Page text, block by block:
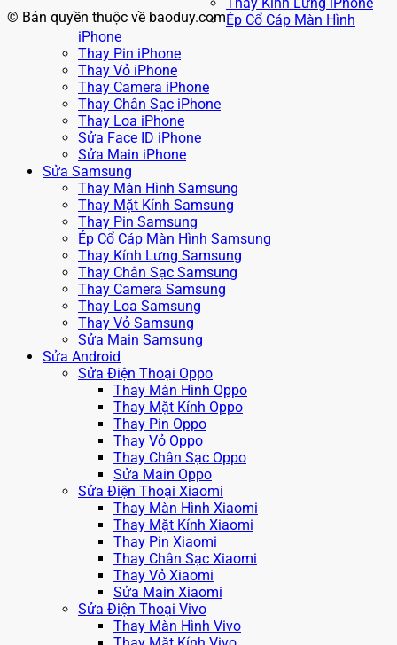
© Bản quyền thuộc về baoduy.com
Thay Kính Lưng iPhone
Ép Cổ Cáp Màn Hình
iPhone
Thay Pin iPhone
Thay Vỏ iPhone
Thay Camera iPhone
Thay Chân Sạc iPhone
Thay Loa iPhone
Sửa Face ID iPhone
Sửa Main iPhone
Sửa Samsung
Thay Màn Hình Samsung
Thay Mặt Kính Samsung
Thay Pin Samsung
Ép Cổ Cáp Màn Hình Samsung
Thay Kính Lưng Samsung
Thay Chân Sạc Samsung
Thay Camera Samsung
Thay Loa Samsung
Thay Vỏ Samsung
Sửa Main Samsung
Sửa Android
Sửa Điện Thoại Oppo
Thay Màn Hình Oppo
Thay Mặt Kính Oppo
Thay Pin Oppo
Thay Vỏ Oppo
Thay Chân Sạc Oppo
Sửa Main Oppo
Sửa Điện Thoại Xiaomi
Thay Màn Hình Xiaomi
Thay Mặt Kính Xiaomi
Thay Pin Xiaomi
Thay Chân Sạc Xiaomi
Thay Vỏ Xiaomi
Sửa Main Xiaomi
Sửa Điện Thoại Vivo
Thay Màn Hình Vivo